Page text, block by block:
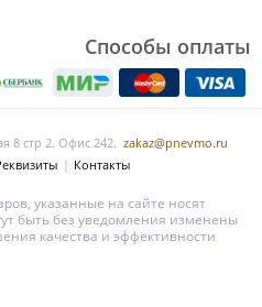
Способы оплаты
8 стр 2. Офис 242. zakaz@pnevmo.ru
Контакты
указанные на сайте носят
быть без уведомления изменены
качества и эффективности